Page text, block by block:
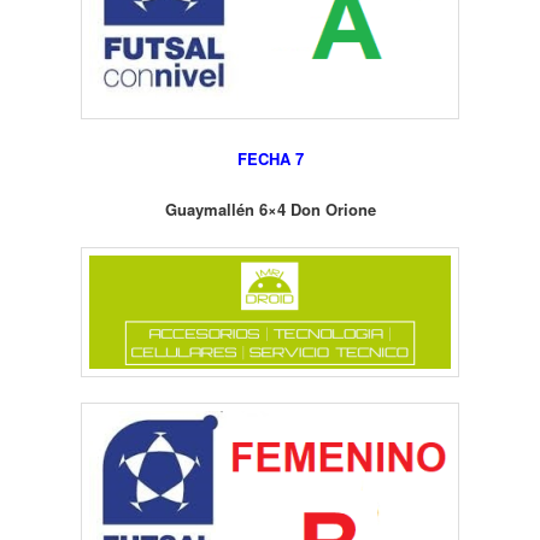
FECHA 7
Guaymallén 6×4 Don Orione